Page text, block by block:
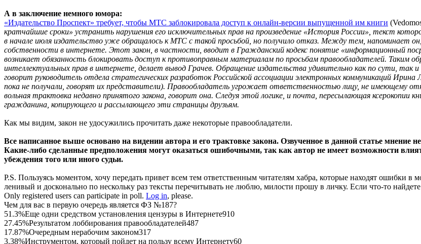
А в заключение немного юмора:
«Издательство Проспект» требует, чтобы МТС заблокировала доступ к онлайн-версии выпущенной им книги
кратчайшие сроки» устранить нарушения его исключительных прав на произведение «История России», текст
в начале июля издательство уже обращалось к МТС с такой просьбой, но получило отказ. Между тем, напоминает
собственности в интернете. Этот закон, в частности, вводит в Гражданский кодекс понятие «информационный
возникает обязанность блокировать доступ к противоправным материалам по просьбам правообладателей. Таким
интеллектуальных прав в интернете, делает вывод Грачев. Обращение издательства удивительно как по сути, так
говорит руководитель отдела стратегических разработок Российской ассоциации электронных коммуникаций
пока не получали, говорят их представители). Правообладатель угрожает ответственностью лицу, не имеющему
вольная трактовка недавно принятого закона, говорит она. Следуя этой логике, и почта, пересылающая
гражданина, копирующего и рассылающего эти страницы друзьям.
Как мы видим, закон не удосужились прочитать даже некоторые правообладатели.
Все написанное выше основано на видении автора и его трактовке закона. Озвученное в данной статье мнение
Какие-либо сделанные предположения могут оказаться ошибочными, так как автор не имеет возможности
убеждения того или иного судьи.
P.S. Пользуясь моментом, хочу передать привет всем тем ответственным читателям хабра, которые находят ошибки
ленивый и досконально по нескольку раз тексты перечитывать не люблю, милости прошу в личку. Если что-то
Only registered users can participate in poll. Log in, please.
Чем для вас в первую очередь является ФЗ №187?
51.3%Еще одни средством установления цензуры в Интернете910
27.45%Результатом лоббирования правообладателей487
17.87%Очередным нерабочим законом317
3.38%Инструментом, который пойдет на пользу всему Интернету60